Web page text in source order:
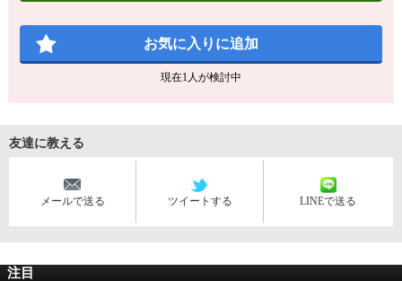
お気に入りに追加
現在1 人が検討中
友達に教える
メールで送る ツイートする LINEで送る
注目